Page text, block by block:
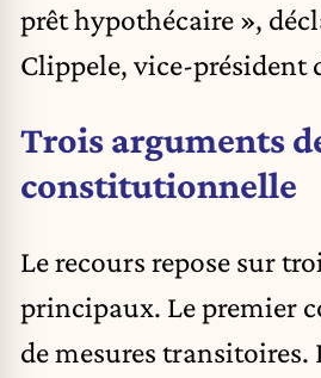
prêt hypothécaire »,
Clippele, vice-président
Trois arguments
constitutionnelle
Le recours repose sur
principaux. Le premier
de mesures transitoires.